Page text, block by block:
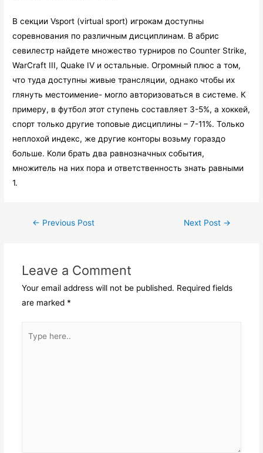
В секции Vsport (virtual sport) игрокам доступны
соревнования по различным дисциплинам. В абрис
севилестр найдете множество турниров по Counter Strike,
WarCraft III, Quake IV и остальные. Огромный плюс а том,
что туда доступны живые трансляции, однако чтобы их
глянуть местоимение- могло авторизоваться в системе. К
примеру, в футбол этот ступень составляет 3-5%, а хоккей,
спорт только другие топовые дисциплины – 7-11%. Только
неплохой индекс, же другие конторы возьму гораздо
больше. Коли брать два равнозначных события,
множитель на них пора и ответственность знать равными
1.
Post
← Previous Post Next Post →
Leave a Comment
Your email address will not be published. Required fields
are marked *
here..